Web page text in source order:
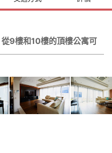
9樓和10樓的頂樓公寓可